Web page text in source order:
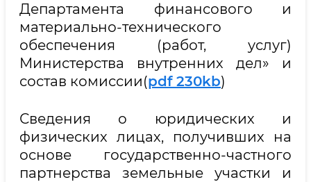
Департамента финансового и
материально-технического
обеспечения (работ, услуг)
Министерства внутренних дел» и
состав комиссии(pdf 230kb)
Сведения о юридических и
физических лицах, получивших на
основе государственно-частного
партнерства земельные участки и